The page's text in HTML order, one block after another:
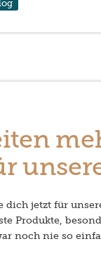
dich jetzt für
Produkte,
noch nie so